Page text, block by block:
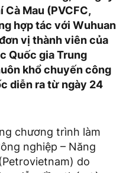
Cà Mau (PVCFC,
hợp tác với Wuhuan
vị thành viên của
Quốc gia Trung
khổ chuyến công
diễn ra từ ngày 24
chương trình làm
nghiệp – Năng
do